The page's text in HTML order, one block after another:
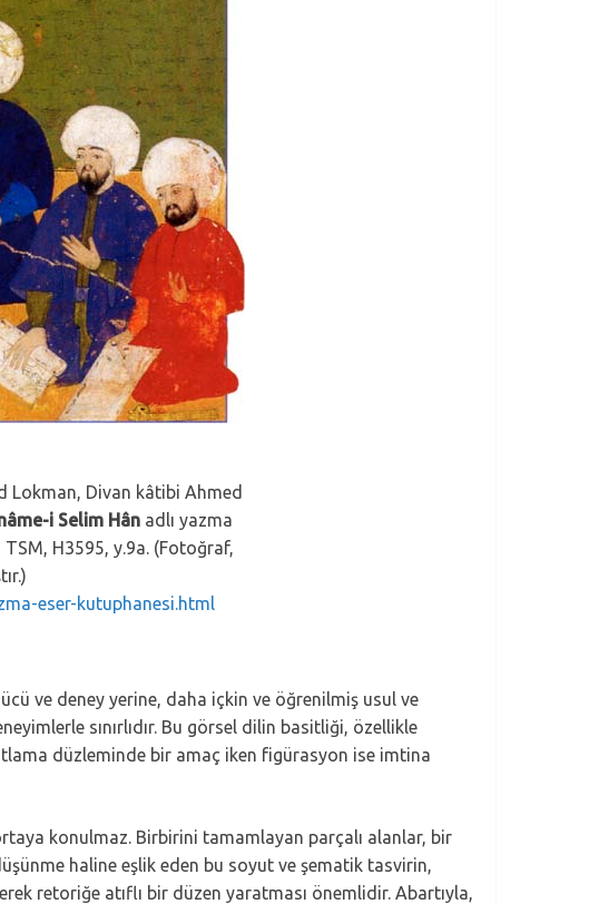
Lokman, Divan kâtibi Ahmed
i Selim Hân adlı yazma
H3595, y.9a. (Fotoğraf,
eser-kutuphanesi.html
ve deney yerine, daha içkin ve öğrenilmiş usul ve
sınırlıdır. Bu görsel dilin basitliği, özellikle
düzleminde bir amaç iken figürasyon ise imtina
konulmaz. Birbirini tamamlayan parçalı alanlar, bir
haline eşlik eden bu soyut ve şematik tasvirin,
retoriğe atıflı bir düzen yaratması önemlidir. Abartıyla,